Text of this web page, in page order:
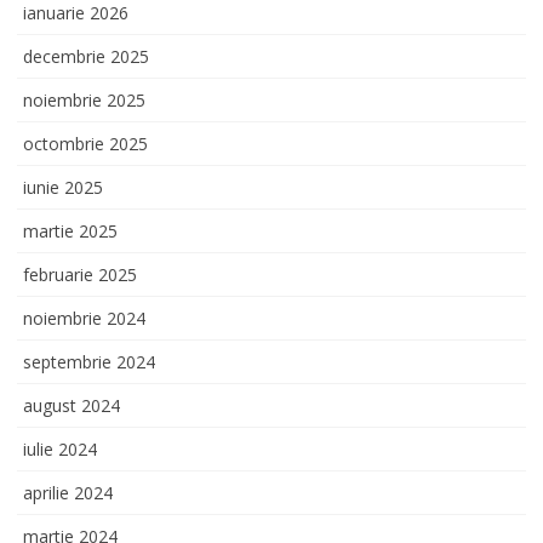
ianuarie 2026
decembrie 2025
noiembrie 2025
octombrie 2025
iunie 2025
martie 2025
februarie 2025
noiembrie 2024
septembrie 2024
august 2024
iulie 2024
aprilie 2024
martie 2024